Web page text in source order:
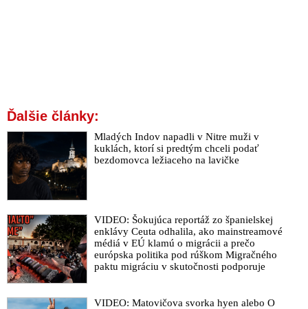
Šokujúce detaily obvinenia šéfa polície Kovaříka: Menil
pokyny a zisťovali si informácie s cieľom vyzradiť ich
nepovolaným osobám
Šéfa slovenskej polície Kovaříka obvinili, mal zmariť zásah
proti kajúcnikom podieľajúcim sa na manipulácii trestných
konaní
Lučanského stojí Lipšic s Matovičom. Lipšicovi to raz zrátajú
samotní prokurátori. Oni vedia, kto môže za smrť Milana
Lučanského
Ústavný právnik Eduard Bárány upozorňuje, že situácia s
Lipšicovou previerkou ho môže stáť kariéru na prokuratúre,
ktorej expolitik šéfuje
Ďalšie články:
Mladých Indov napadli v Nitre muži v
kuklách, ktorí si predtým chceli podať
bezdomovca ležiaceho na lavičke
VIDEO: Šokujúca reportáž zo španielskej
enklávy Ceuta odhalila, ako mainstreamové
médiá v EÚ klamú o migrácii a prečo
európska politika pod rúškom Migračného
paktu migráciu v skutočnosti podporuje
VIDEO: Matovičova svorka hyen alebo O